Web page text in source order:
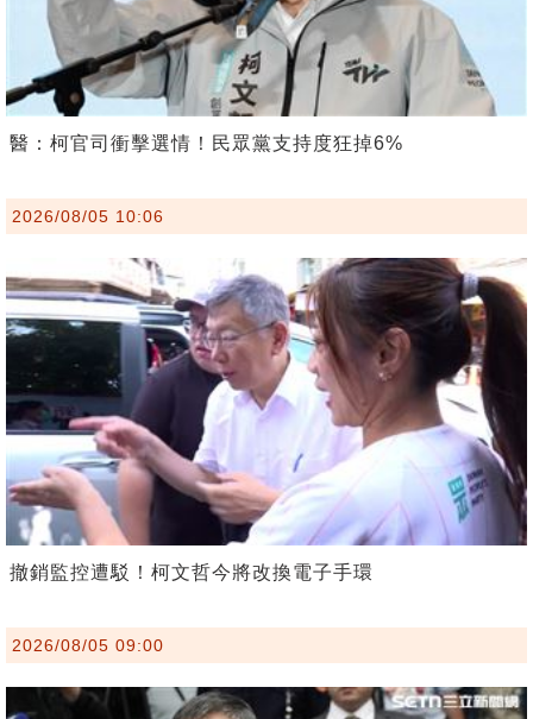
醫：柯官司衝擊選情！民眾黨支持度狂掉6%
2026/08/05 10:06
撤銷監控遭駁！柯文哲今將改換電子手環
2026/08/05 09:00